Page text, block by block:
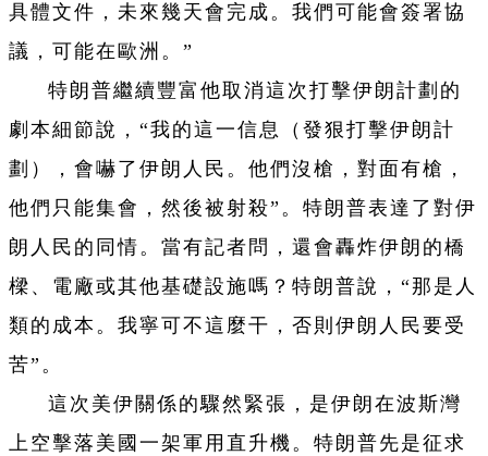
具體文件，未來幾天會完成。我們可能會簽署協
議，可能在歐洲。”
特朗普繼續豐富他取消這次打擊伊朗計劃的
劇本細節說，“我的這一信息（發狠打擊伊朗計
劃），會嚇了伊朗人民。他們沒槍，對面有槍，
他們只能集會，然後被射殺”。特朗普表達了對伊
朗人民的同情。當有記者問，還會轟炸伊朗的橋
樑、電廠或其他基礎設施嗎？特朗普說，“那是人
類的成本。我寧可不這麼干，否則伊朗人民要受
苦”。
這次美伊關係的驟然緊張，是伊朗在波斯灣
上空擊落美國一架軍用直升機。特朗普先是征求